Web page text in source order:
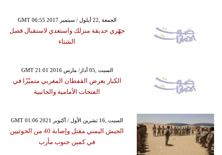
GMT 06:55 2017 الجمعة ,22 أيلول / سبتمبر
جهّزي حديقة منزلك واستعدي لاستقبال فصل
الشتاء
GMT 21:01 2016 السبت ,05 آذار/ مارس
الكبار يعرض القفطان المغربي متميّزًا في
الفتحات الأمامية والجانبية
GMT 01:06 2021 السبت ,16 تشرين الأول / أكتوبر
الجيش اليمني مقتل وإصابة 40 من الحوثيين
في كمين جنوب مأرب